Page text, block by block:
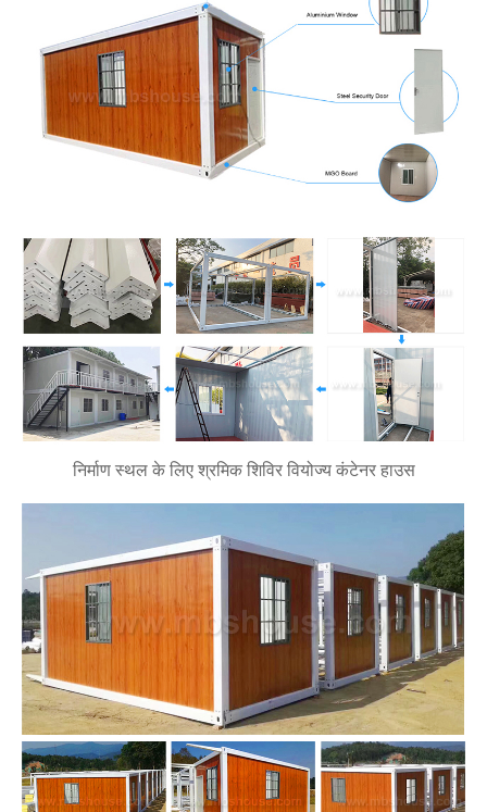
निर्माण स्थल के लिए श्रमिक शिविर वियोज्य कंटेनर हाउस